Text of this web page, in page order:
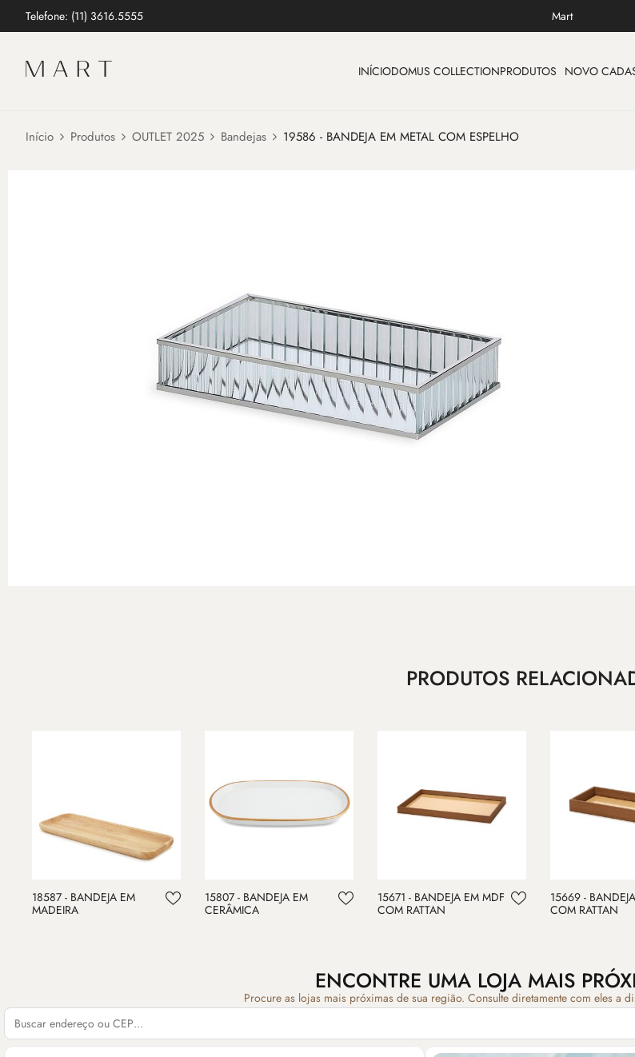
Telefone: (11) 3616.5555 Mart
INÍCIODOMUS COLLECTIONPRODUTOS NOVO
Início Produtos OUTLET 2025 Bandejas 19586 - BANDEJA EM METAL COM ESPELHO
PRODUTOS
18587 - BANDEJA EM
MADEIRA
15807 - BANDEJA EM
CERÂMICA
15671 - BANDEJA EM MDF
COM RATTAN
15669 -
COM RATTAN
ENCONTRE UMA LOJA MAIS
Procure as lojas mais próximas de sua região. Consulte diretamente com eles a